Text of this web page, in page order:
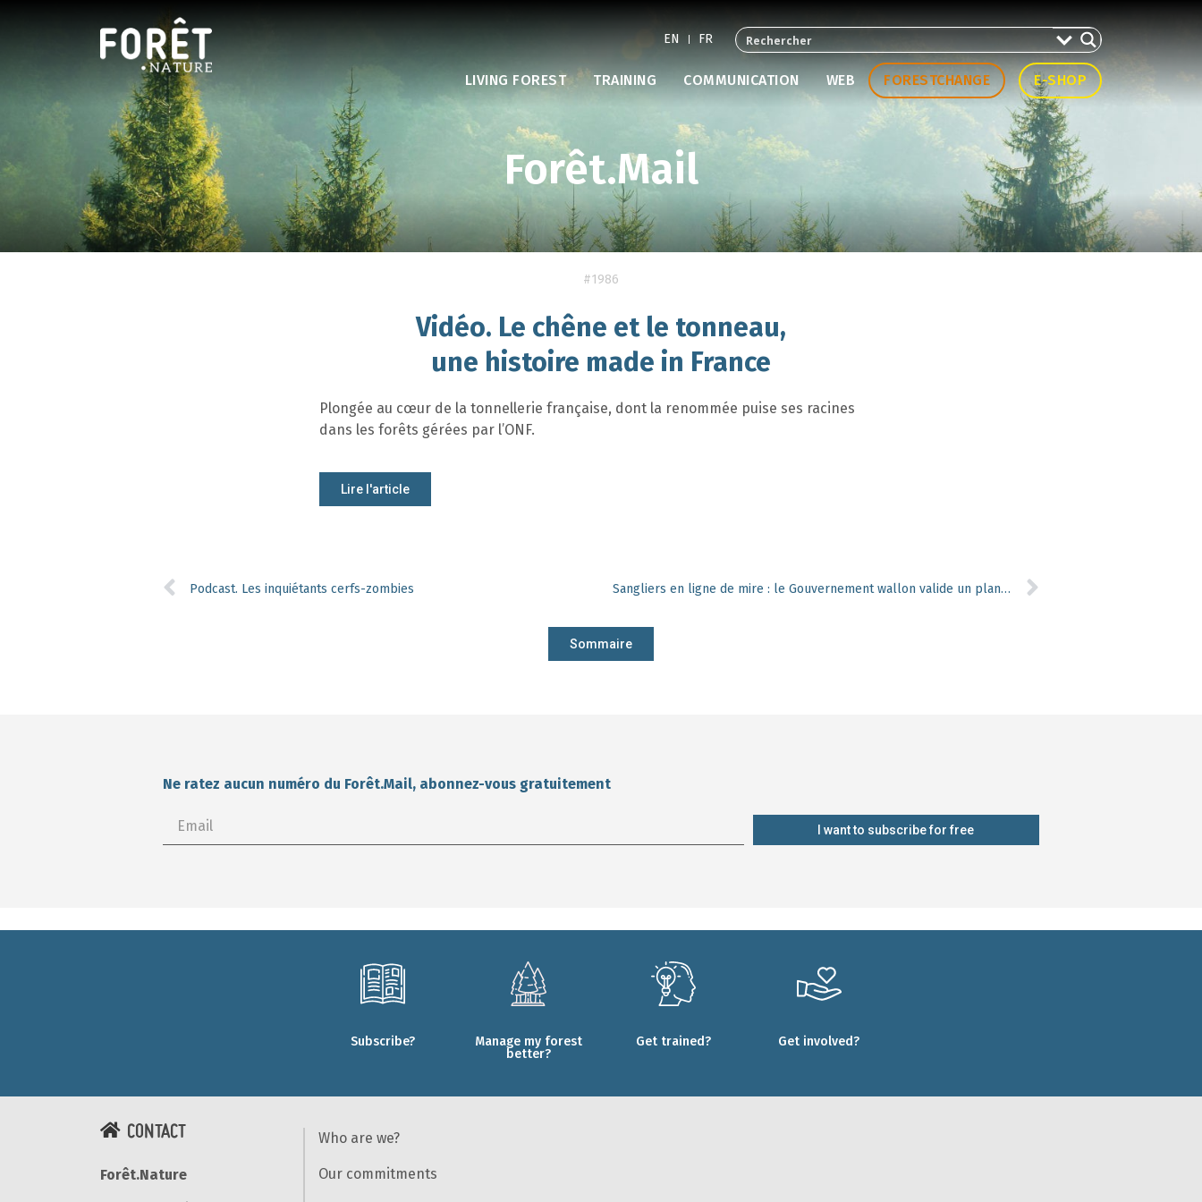
EN FR
LIVING FOREST TRAINING COMMUNICATION WEB FORESTCHANGE E-SHOP
Forêt.Mail
#1986
Vidéo. Le chêne et le tonneau,
une histoire made in France
Plongée au cœur de la tonnellerie française, dont la renommée puise ses racines
dans les forêts gérées par l’ONF.
Lire l'article
Podcast. Les inquiétants cerfs-zombies Sangliers en ligne de mire : le Gouvernement wallon valide un plan de tir simplifié
Sommaire
Ne ratez aucun numéro du Forêt.Mail, abonnez-vous gratuitement
I want to subscribe for free
Subscribe?
Manage my forest
better?
Get trained? Get involved?
CONTACT
Forêt.Nature
Who are we?
Our commitments